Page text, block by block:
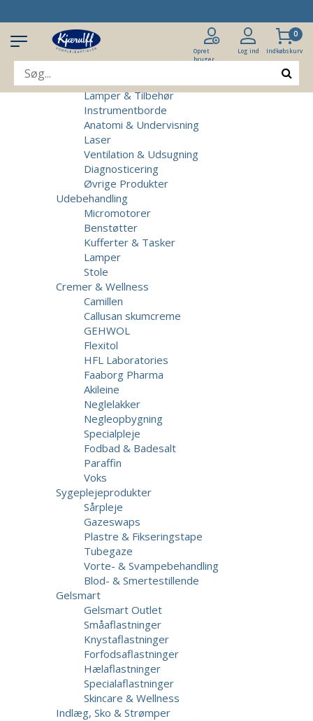
Opret
bruger
Log ind
0
Indkøbskurv
Klinikudstyr
Patientstole
Massagebrikse
Lamper & Tilbehør
Instrumentborde
Anatomi & Undervisning
Laser
Ventilation & Udsugning
Diagnosticering
Øvrige Produkter
Udebehandling
Micromotorer
Benstøtter
Kufferter & Tasker
Lamper
Stole
Cremer & Wellness
Camillen
Callusan skumcreme
GEHWOL
Flexitol
HFL Laboratories
Faaborg Pharma
Akileine
Neglelakker
Negleopbygning
Specialpleje
Fodbad & Badesalt
Paraffin
Voks
Sygeplejeprodukter
Sårpleje
Gazeswaps
Plastre & Fikseringstape
Tubegaze
Vorte- & Svampebehandling
Blod- & Smertestillende
Gelsmart
Gelsmart Outlet
Småaflastninger
Knystaflastninger
Forfodsaflastninger
Hælaflastninger
Specialaflastninger
Skincare & Wellness
Indlæg, Sko & Strømper